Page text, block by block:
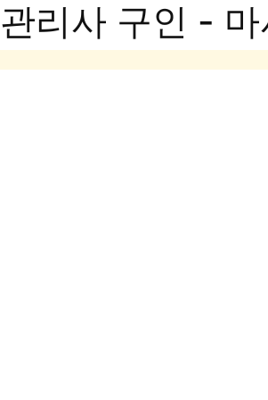
리사 구인 -